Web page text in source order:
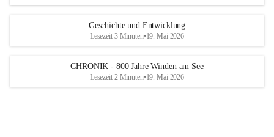
Geschichte und Entwicklung
Lesezeit 3 Minuten•19. Mai 2026
CHRONIK - 800 Jahre Winden am See
Lesezeit 2 Minuten•19. Mai 2026